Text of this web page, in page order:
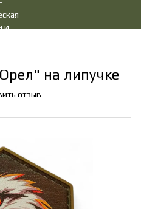
на липучке
отзыв